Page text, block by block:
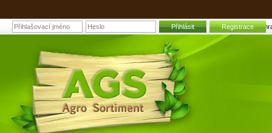
FERRI |
Přihlásit Registrace